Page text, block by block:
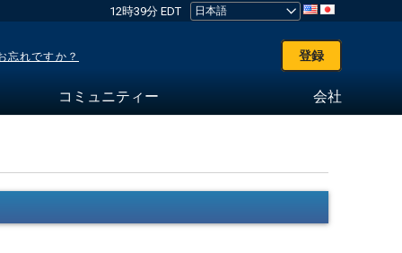
12時39分 EDT
忘れですか？ 登録
コミュニティー 会社